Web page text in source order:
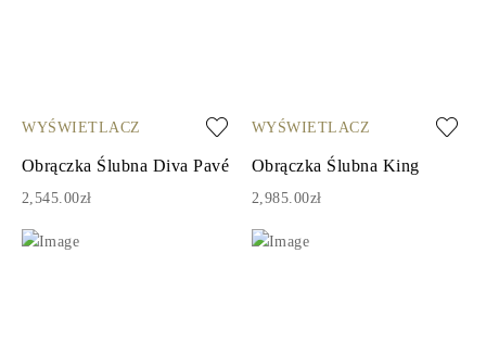
WYŚWIETLACZ
Obrączka Ślubna Diva Pavé
2,545.00zł
WYŚWIETLACZ
Obrączka Ślubna King
2,985.00zł